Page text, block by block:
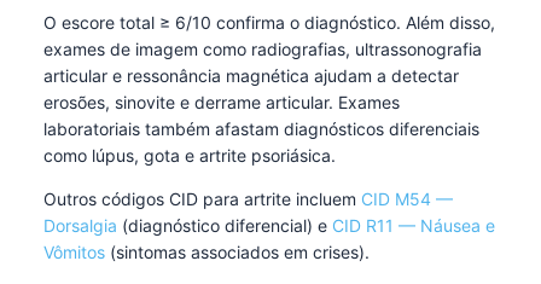
O escore total ≥ 6/10 confirma o diagnóstico. Além disso,
exames de imagem como radiografias, ultrassonografia
articular e ressonância magnética ajudam a detectar
erosões, sinovite e derrame articular. Exames
laboratoriais também afastam diagnósticos diferenciais
como lúpus, gota e artrite psoriásica.
Outros códigos CID para artrite incluem CID M54 —
Dorsalgia (diagnóstico diferencial) e CID R11 — Náusea e
Vômitos (sintomas associados em crises).